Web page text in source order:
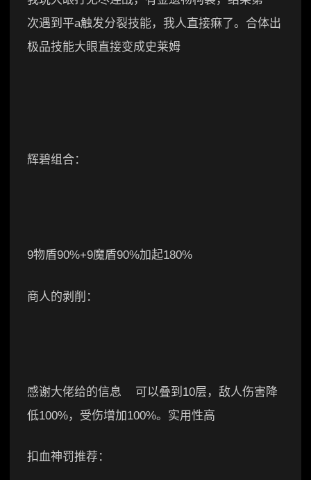
次遇到平a触发分裂技能，我人直接痳了。合体出
极品技能大眼直接变成史莱姆
辉碧组合：
9物盾90%+9魔盾90%加起180%
商人的剥削：
感谢大佬给的信息 可以叠到10层，敌人伤害降
低100%，受伤增加100%。实用性高
扣血神罚推荐：